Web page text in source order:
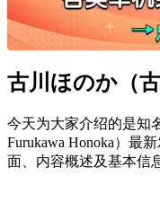
古川ほのか（
今天为大家介绍的是知
Furukawa Honoka）最
面、内容概述及基本信